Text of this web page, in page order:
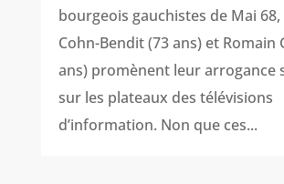
bourgeois gauchistes de Mai 68,
Cohn-Bendit (73 ans) et Romain
ans) promènent leur arrogance
sur les plateaux des télévisions
d’information. Non que ces...